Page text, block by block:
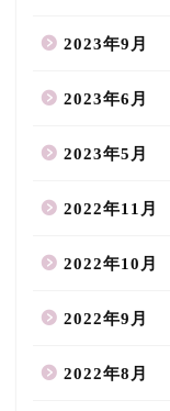
2023年9月
2023年6月
2023年5月
2022年11月
2022年10月
2022年9月
2022年8月